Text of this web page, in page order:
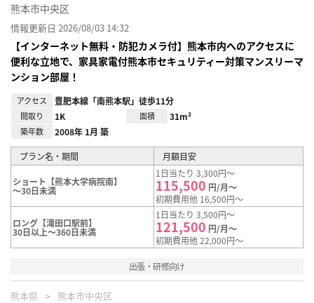
熊本市中央区
情報更新日 2026/08/03 14:32
【インターネット無料・防犯カメラ付】熊本市内へのアクセスに
便利な立地で、家具家電付熊本市セキュリティー対策マンスリーマ
ンション部屋！
アクセス 豊肥本線「南熊本駅」徒歩11分
間取り 1K 面積 31m²
築年数 2008年 1月 築
プラン名・期間 月額目安
ショート【熊本大学病院南】
～30日未満
1日当たり 3,300円～
115,500 円/月～
初期費用他 16,500円～
ロング【滝田口駅前】
30日以上～360日未満
1日当たり 3,500円～
121,500 円/月～
初期費用他 22,000円～
出張・研修向け
熊本県 熊本市中央区